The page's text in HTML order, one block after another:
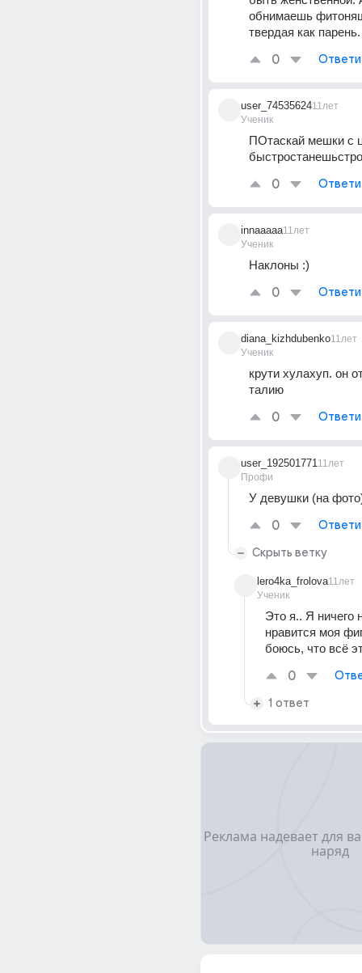
обнимаешь
твердая как парень.
0
user_74535624
Ученик
11лет
ПОтаскай мешки с
0
innaaaaa
Ученик
11лет
Наклоны :)
0
diana_kizhdubenko
Ученик
11лет
крути хулахуп. он
талию
0
user_192501771
Профи
11лет
У девушки (на
0
Скрыть ветку
lero4ka_frolova
Ученик
11лет
Это я.. Я ничего
нравится моя
боюсь, что всё
0
1 ответ